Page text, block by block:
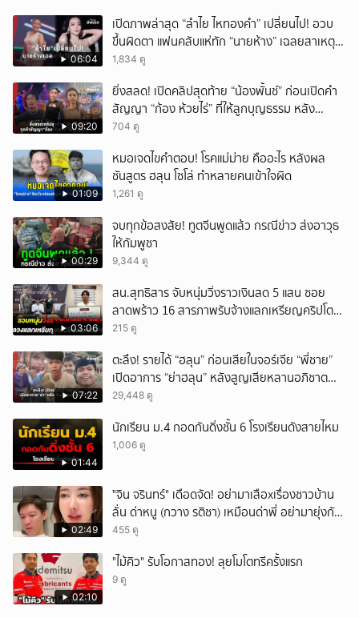
06:04
เปิดภาพล่าสุด “ลำไย ไหทองคำ” เปลี่ยนไป! อวบ
ขึ้นผิดตา แฟนคลับแห่ทัก “นายห้าง” เฉลยสาเหตุ
ชัด!
1,834 ดู
09:20
ยิ่งสลด! เปิดคลิปสุดท้าย “น้องพั้นช์” ก่อนเปิดคำ
สัญญา “ก้อง ห้วยไร่” ที่ให้ลูกบุญธรรม หลัง
ลาโลก!
704 ดู
01:09
หมอเจดไขคำตอบ! โรคแม่ม่าย คืออะไร หลังผล
ชันสูตร ฮลุน โซโล่ ทำหลายคนเข้าใจผิด
1,261 ดู
00:29
จบทุกข้อสงสัย! ทูตจีนพูดแล้ว กรณีข่าว ส่งอาวุธ
ให้กัมพูชา
9,344 ดู
03:06
สน.สุทธิสาร จับหนุ่มวิ่งราวเงินสด 5 แสน ซอย
ลาดพร้าว 16 สารภาพรับจ้างแลกเหรียญคริปโต
ผ่านแอปฯ
215 ดู
07:22
ตะลึง! รายได้ “ฮลุน” ก่อนเสียในจอร์เจีย “พี่ชาย”
เปิดอาการ “ย่าฮลุน” หลังสูญเสียหลานอภิชาต
บุตร!
29,448 ดู
01:44
นักเรียน ม.4 กอดกันดิ่งชั้น 6 โรงเรียนดังสายไหม
1,006 ดู
02:49
ั่"จิน จรินทร์" เดือดจัด! อย่ามาเสือxเรื่องชาวบ้าน
ลั่น ด่าหนู (กวาง รติชา) เหมือนด่าพี่ อย่ามายุ่งกับ
คนของผม จบ!!!
455 ดู
02:10
"ไม้คิว" รับโอกาสทอง! ลุยโมโตทรีครั้งแรก
9 ดู